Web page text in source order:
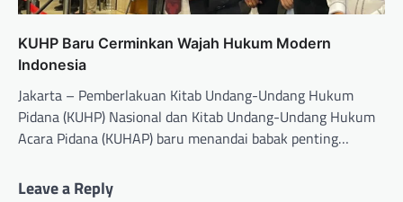
KUHP Baru Cerminkan Wajah Hukum Modern
Indonesia
Jakarta – Pemberlakuan Kitab Undang-Undang Hukum
Pidana (KUHP) Nasional dan Kitab Undang-Undang Hukum
Acara Pidana (KUHAP) baru menandai babak penting…
Leave a Reply